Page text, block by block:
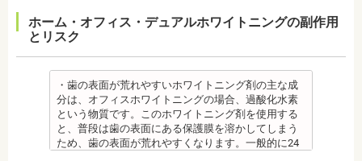
歯学博士（口腔外科学）
日本大学歯学部非常勤講師
・矯正治療で歯を動かして歯並びを整える「動的治
療」を終えて歯並びが改善されても、まだ歯が元の
安定するまでの保定期間には個人差があるので、治
療後も歯科医師の指示を守ってください。
監修医情報 医療法人社団日坂会 理事長 日坂充宏
先生
【プロフィール】
日本大学歯学部卒業
新潟大学医歯学総合病院にて研修
都内歯科医院にて勤務
（過剰摂取）推定中毒量は、5歳児（体重18Kg）が
週5回法のフッ化物洗口液（0.05％フッ化ナトリウム
溶液）を40人分一度に飲んだ場合に到達（厚生労働
省 フッ化物の急性中毒量 e-ヘルスネット）
また、フッ素を塗った場合でも、ブラッシング不足
や磨き残しがあれば虫歯はできてしまいます。フッ
素は虫歯ができにくくなるだけで、通常の歯ブラ
シ、歯間掃除などは必要です。
備考 フッ素を塗布して、歯をコーティングし虫歯に
ホーム・オフィス・デュアルホワイトニングの副作用
とリスク
・歯の表面が荒れやすいホワイトニング剤の主な成
分は、オフィスホワイトニングの場合、過酸化水素
という物質です。このホワイトニング剤を使用する
と、普段は歯の表面にある保護膜を溶かしてしまう
ため、歯の表面が荒れやすくなります。一般的に24